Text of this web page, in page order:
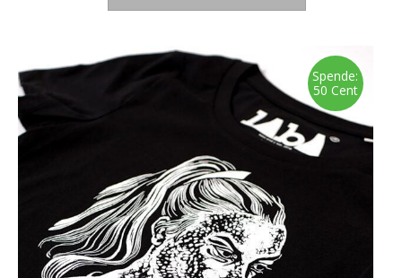
weist
Varianten
auf.
Die
Optionen
können
auf
Spende:
50 Cent